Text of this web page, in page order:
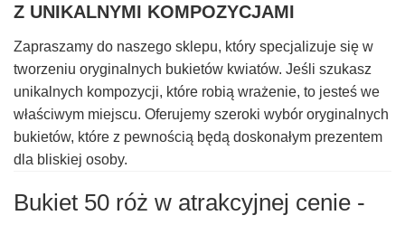
Z UNIKALNYMI KOMPOZYCJAMI
Zapraszamy do naszego sklepu, który specjalizuje się w
tworzeniu oryginalnych bukietów kwiatów. Jeśli szukasz
unikalnych kompozycji, które robią wrażenie, to jesteś we
właściwym miejscu. Oferujemy szeroki wybór oryginalnych
bukietów, które z pewnością będą doskonałym prezentem
dla bliskiej osoby.
Bukiet 50 róż w atrakcyjnej cenie -